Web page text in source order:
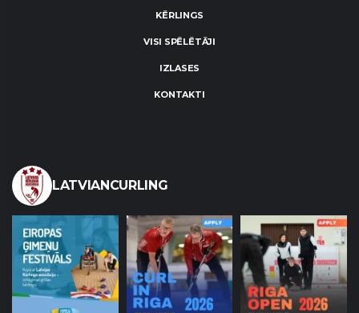
KĒRLINGS
VISI SPĒLĒTĀJI
IZLASES
KONTAKTI
LATVIANCURLING